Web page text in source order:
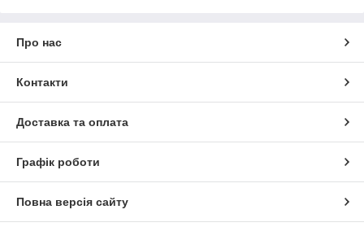
Про нас
Контакти
Доставка та оплата
Графік роботи
Повна версія сайту